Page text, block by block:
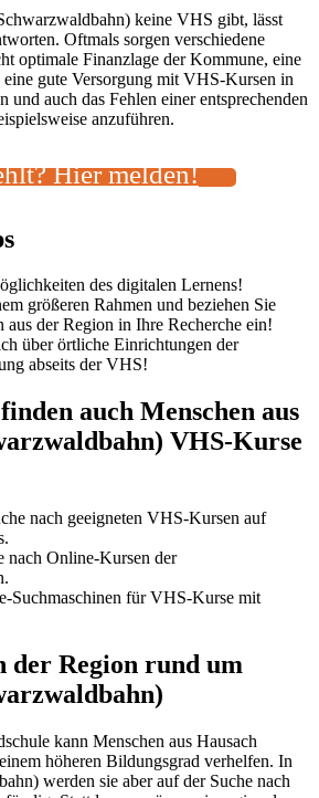
keine VHS gibt, lässt
Oftmals sorgen verschiedene
optimale Finanzlage der Kommune, eine
gute Versorgung mit VHS-Kursen in
und auch das Fehlen einer entsprechenden
anzuführen.
Hier melden!
des digitalen Lernens!
größeren Rahmen und beziehen Sie
aus der Region in Ihre Recherche ein!
über örtliche Einrichtungen der
abseits der VHS!
auch Menschen aus
VHS-Kurse
nach geeigneten VHS-Kursen auf
nach Online-Kursen der
Suchmaschinen für VHS-Kurse mit
der Region rund um
kann Menschen aus Hausach
höheren Bildungsgrad verhelfen. In
werden sie aber auf der Suche nach